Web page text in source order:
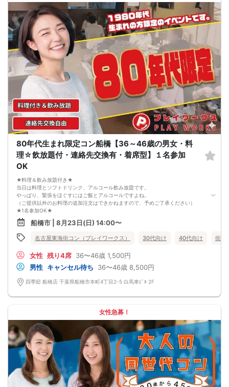
1. ２名様以上でのご参加は必ず同性同士でお申し込みください。
2. 服装の指定はございません。多くのお客様はカジュアルな格好でおこしになら
れています。
3. 開催判断はイベント前日の時点で男性３名・女性３名以上のお申し込みからに
なりますが、当日に参加者のキャンセルで比率が崩れた場合や開催判断人数を下
回った場合、一切返金などの保証はいたしませんのでご了承ください。
4. イベントページ内の「お申し込み状況」等はキャンセルなどで当日の参加人
数、男女比率と異なる可能性がございます。
5. 当日は店舗の外ではなく店舗内で受付いたします。店内に入り店員に「街コン
で来た」旨をお伝えください。
6. お釣りの用意はございませんので、出ないようにご準備お願いします。
7. 当日は年齢確認のできる身分証をお持ちください。イベントの対象年齢でない
ことが発覚した場合、参加費を全額徴収し返金はいたしかねます。
8. 15分以上の遅刻はキャンセルとみなす可能性があります。
9. 当日受付にお越しになってからのキャンセル、途中キャンセルは出来ません。
10. イベント中止に伴うユーザーへの返金額は、チケット代金となり、交通費、宿
泊費、通信費等の返金は行いません。
11. 領収書の発行はいたしかねます。
お申し込みが完了した時点で上記すべての事項に同意したと判断いたします。
8/23(日)平成生まれ限定コン船橋
80年代生まれ限定コン船橋【36～46歳の男女・料
理☆飲放題付・連絡先交換有・着席型】１名参加
OK
★料理＆飲み放題付き★
当日は料理とソフトドリンク、アルコール飲み放題です。
やっぱり、緊張をほぐすにはご飯とアルコールですよね。
（ご提供以外のお料理の追加注文はできかねますので、予めご了承ください）
★1名参加OK★
他の1名参加の方とペアになりますし、友達作りにも最適です。
基本的には２：２のグループトークとなります。
（１：１でのトークはございませんので、予めご了承ください）
★プロフィールカードにより会話のキッカケもバッチリ★
なんてことは絶対ありません！
プロフィールカードを活用し、「はじめまして」から会話を楽しみましょう。
★完全着席型・連絡先交換は自由★
完全着席型で席替えはできる限り行います。
席替えの５分前には連絡先交換を促すアナウンスをいたしますので、「連絡先交
1. ２名様以上でのご参加は必ず同性同士でお申し込みください。
2. 服装の指定はございません。多くのお客様はカジュアルな格好でおこしになら
れています。
3. 開催判断はイベント前日の時点で男性３名・女性３名以上のお申し込みからに
なりますが、当日に参加者のキャンセルで比率が崩れた場合や開催判断人数を下
回った場合、一切返金などの保証はいたしませんのでご了承ください。
4. イベントページ内の「お申し込み状況」等はキャンセルなどで当日の参加人
数、男女比率と異なる可能性がございます。
船橋市 | 8月23日(日) 14:00〜
名古屋東海街コン（プレイワークス） 30代向け 40代向け 街コ
女性 残り4席 36〜46歳 1,500円
男性 キャンセル待ち 36〜46歳 8,500円
四季邸 船橋店 千葉県船橋市本町4丁目2-5 白馬車ﾋﾞﾙ 2F
女性急募！